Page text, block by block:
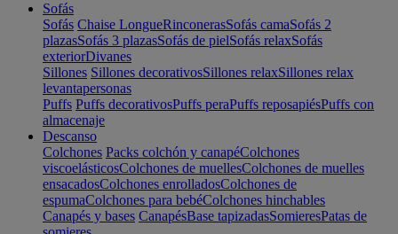
Sofás
Sofás Chaise LongueRinconerasSofás camaSofás 2
plazasSofás 3 plazasSofás de pielSofás relaxSofás
exteriorDivanes
Sillones Sillones decorativosSillones relaxSillones relax
levantapersonas
Puffs Puffs decorativosPuffs peraPuffs reposapiésPuffs con
almacenaje
Descanso
Colchones Packs colchón y canapéColchones
viscoelásticosColchones de muellesColchones de muelles
ensacadosColchones enrolladosColchones de
espumaColchones para bebéColchones hinchables
Canapés y bases CanapésBase tapizadasSomieresPatas de